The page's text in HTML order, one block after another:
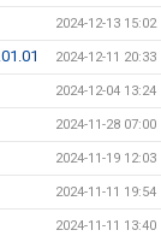
2024-12-13 15:02
2024-12-11 20:33
2024-12-04 13:24
2024-11-28 07:00
2024-11-19 12:03
2024-11-11 19:54
2024-11-11 13:40